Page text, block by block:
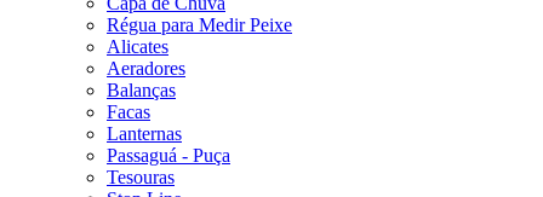
Régua para Medir Peixe
Alicates
Aeradores
Balanças
Facas
Lanternas
Passaguá - Puça
Tesouras